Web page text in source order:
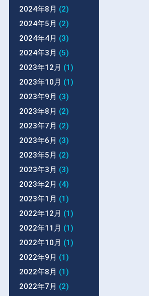
2024年8月 (2)
2024年5月 (2)
2024年4月 (3)
2024年3月 (5)
2023年12月 (1)
2023年10月 (1)
2023年9月 (3)
2023年8月 (2)
2023年7月 (2)
2023年6月 (3)
2023年5月 (2)
2023年3月 (3)
2023年2月 (4)
2023年1月 (1)
2022年12月 (1)
2022年11月 (1)
2022年10月 (1)
2022年9月 (1)
2022年8月 (1)
2022年7月 (2)